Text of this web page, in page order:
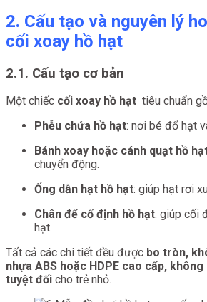
2. Cấu tạo và nguyên lý
cối xoay hồ hạt
2.1. Cấu tạo cơ bản
Một chiếc cối xoay hồ hạt tiêu chuẩn
Phễu chứa hồ hạt: nơi bé đổ hạt
Bánh xoay hoặc cánh quạt hồ
chuyển động.
Ống dẫn hạt hồ hạt: giúp hạt rơi
Chân đế cố định hồ hạt: giúp cối
hạt.
Tất cả các chi tiết đều được bo tròn,
nhựa ABS hoặc HDPE cao cấp,
tuyệt đối cho trẻ nhỏ.